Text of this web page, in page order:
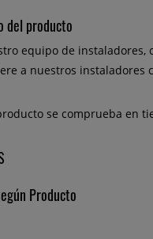
del producto
equipo de instaladores,
a nuestros
se comprueba en
Producto